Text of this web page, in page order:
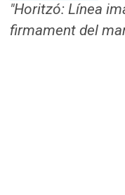
"Horitzó: Línea
firmament del